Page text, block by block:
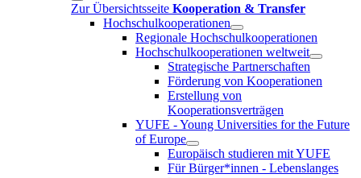
Zur Übersichtsseite Kooperation & Transfer
Hochschulkooperationen
Regionale Hochschulkooperationen
Hochschulkooperationen weltweit
Strategische Partnerschaften
Förderung von Kooperationen
Erstellung von
Kooperationsverträgen
YUFE - Young Universities for the Future
of Europe
Europäisch studieren mit YUFE
Für Bürger*innen - Lebenslanges